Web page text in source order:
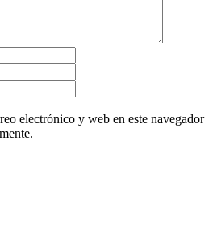
electrónico y web en este navegador